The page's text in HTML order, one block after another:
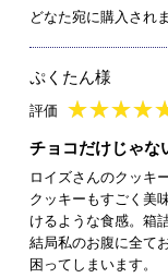
どなた宛に購入され
ぷくたん様
評価 ★★★★
チョコだけじゃな
ロイズさんのクッキ
クッキーもすごく美
けるような食感。箱
結局私のお腹に全て
困ってしまいます。